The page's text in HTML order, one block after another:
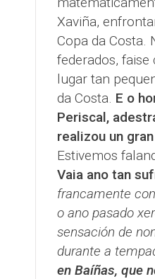
Xaviña,
Copa da Costa.
federados,
lugar tan
da Costa. E o
Periscal,
realizou un
Estivemos
Vaia ano tan
francamente
o ano pasado
sensación de
durante a
en Baíñas, que